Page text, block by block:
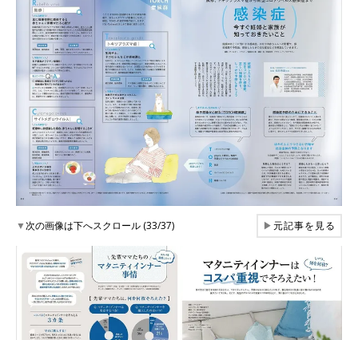
▼次の画像は下へスクロール (33/37) ▶元記事を見る